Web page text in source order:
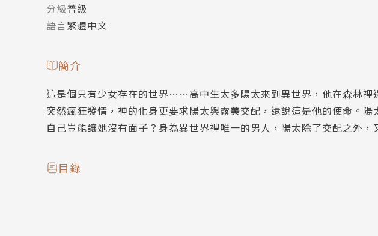
分級普級
語言繁體中文
簡介
這是個只有少女存在的世界……高中生太多陽太來到異世界，他在森林裡
突然瘋狂發情，神的化身更要求陽太與露美交配，還說這是他的使命。
自己豈能讓她沒有面子？身為異世界裡唯一的男人，陽太除了交配之外，
目錄